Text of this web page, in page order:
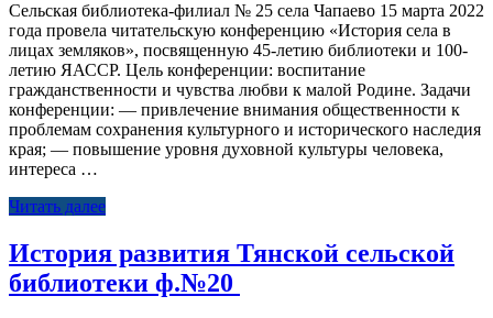
Сельская библиотека-филиал № 25 села Чапаево 15 марта 2022
года провела читательскую конференцию «История села в
лицах земляков», посвященную 45-летию библиотеки и 100-
летию ЯАССР. Цель конференции: воспитание
гражданственности и чувства любви к малой Родине. Задачи
конференции: — привлечение внимания общественности к
проблемам сохранения культурного и исторического наследия
края; — повышение уровня духовной культуры человека,
интереса …
Читать далее
История развития Тянской сельской
библиотеки ф.№20